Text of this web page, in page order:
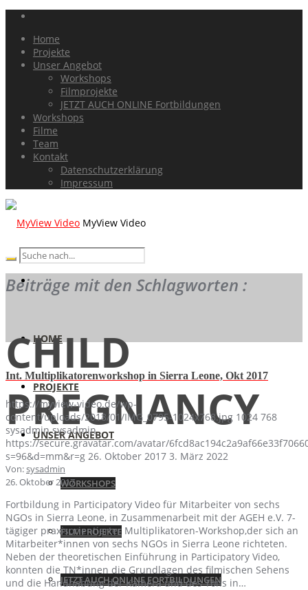
Home
Projekte
Unser Angebot
Workshops
Filmprojekte
JETZT AUCH ONLINE Fortbildungen
Workshops
Filme
Team
Kontakt
Datenschutzerklärung
Impressum
MyView Video
HOME
PROJEKTE
UNSER ANGEBOT
WORKSHOPS
FILMPROJEKTE
JETZT AUCH ONLINE FORTBILDUNGEN
Beiträge mit den Schlagworten :
CHILD
PREGNANCY
Int. Multiplikatorenworkshop in Sierra Leone, Okt 2017
https://myview-video.de/wp-
content/uploads/2018/01/IMG_0795-1024x768.jpg 1024 768
sysadmin sysadmin
https://secure.gravatar.com/avatar/
s=96&d=mm&r=g 26. Oktober 2017 3. März 2022
Von:sysadmin
26. Oktober 2017
Fortbildung in Participatory Video für Mitarbeiter von sechs
NGOs in Sierra Leone, in Zusammenarbeit mit der AGEH e.V. 7-
tägiger praxisorientierter Multiplikatoren-Workshop,der sich an
Mitarbeiter*innen von sechs NGOs in Sierra Leone richteten.
Neben der theoretischen Einführung in Participatory Video,
konnten die TN*innen die Grundlagen des filmischen Sehens
und die Handhabung der Kamera und des Tons in…